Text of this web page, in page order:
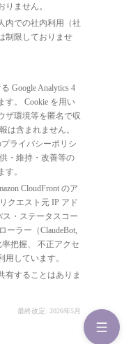
ません。
内での社内利用（社
制限しておりませ
Google Analytics 4
す。 Cookie を用い
ザ環境等を匿名で収
は含まれません。
ライバシーポリシ
・維持・改善等の
。
CloudFront のア
クエスト元 IP アド
ス・ステータスコー
ーラー（ClaudeBot,
把握、 不正アクセ
用しています。
有することはありま
最終改定: 2026年5月